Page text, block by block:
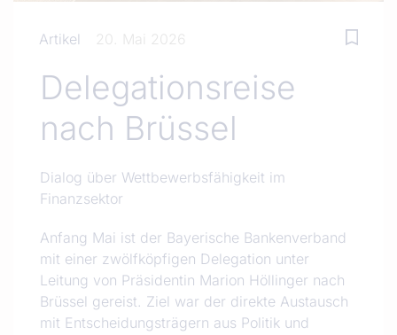
Artikel 20. Mai 2026
Delegationsreise
nach Brüssel
Dialog über Wettbewerbsfähigkeit im
Finanzsektor
Anfang Mai ist der Bayerische Bankenverband
mit einer zwölfköpfigen Delegation unter
Leitung von Präsidentin Marion Höllinger nach
Brüssel gereist. Ziel war der direkte Austausch
mit Entscheidungsträgern aus Politik und